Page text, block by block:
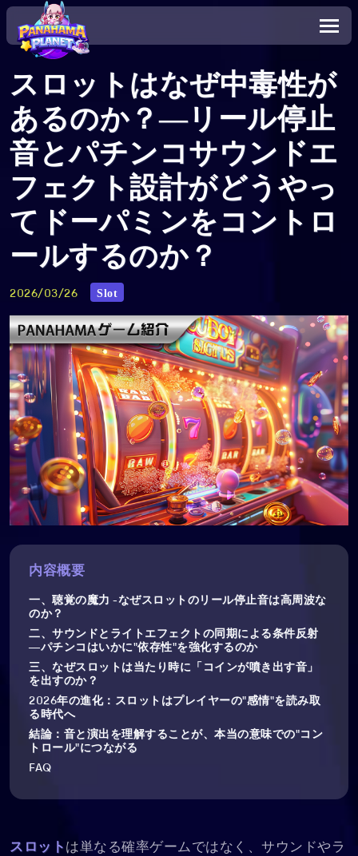
スロットはなぜ中毒性が
あるのか？―リール停止
音とパチンコサウンドエ
フェクト設計がどうやっ
てドーパミンをコントロ
ールするのか？
2026/03/26 Slot
内容概要
一、聴覚の魔力 -なぜスロットのリール停止音は高周波な
のか？
二、サウンドとライトエフェクトの同期による条件反射
―パチンコはいかに"依存性"を強化するのか
三、なぜスロットは当たり時に「コインが噴き出す音」
を出すのか？
2026年の進化：スロットはプレイヤーの"感情"を読み取
る時代へ
結論：音と演出を理解することが、本当の意味での"コン
トロール"につながる
FAQ
スロット は単なる確率ゲームではなく、サウンドやラ